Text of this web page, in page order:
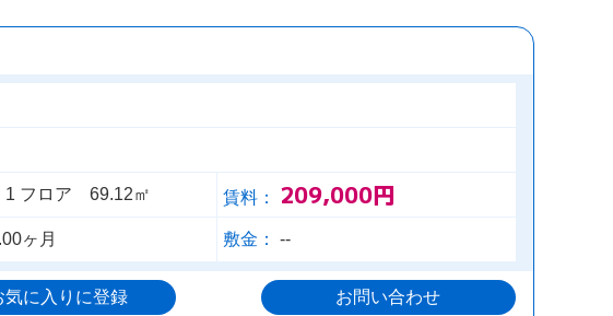
1 フロア 69.12㎡ 賃料： 209,000円
ヶ月 敷金： --
気に入りに登録 お問い合わせ